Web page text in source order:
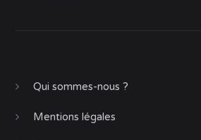
Qui sommes-nous ?
Mentions légales